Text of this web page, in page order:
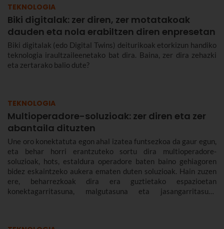
TEKNOLOGIA
Biki digitalak: zer diren, zer motatakoak
dauden eta nola erabiltzen diren enpresetan
Biki digitalak (edo Digital Twins) deiturikoak etorkizun handiko
teknologia iraultzaileenetako bat dira. Baina, zer dira zehazki
eta zertarako balio dute?
TEKNOLOGIA
Multioperadore-soluzioak: zer diren eta zer
abantaila dituzten
Une oro konektatuta egon ahal izatea funtsezkoa da gaur egun,
eta behar horri erantzuteko sortu dira multioperadore-
soluzioak, hots, estaldura operadore baten baino gehiagoren
bidez eskaintzeko aukera ematen duten soluzioak. Hain zuzen
ere, beharrezkoak dira era guztietako espazioetan
konektagarritasuna, malgutasuna eta jasangarritasuna